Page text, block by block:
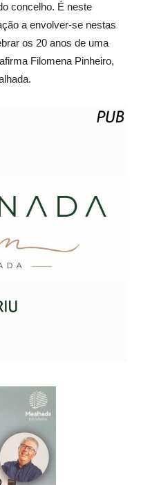
concelho. É neste
a envolver-se nestas
os 20 anos de uma
Filomena Pinheiro,